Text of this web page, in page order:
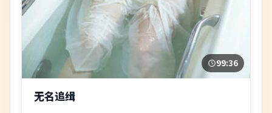
99:36
无名追缉